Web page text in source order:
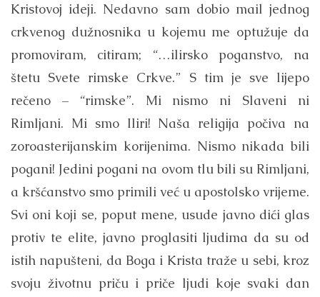
Kristovoj ideji. Nedavno sam dobio mail jednog
crkvenog dužnosnika u kojemu me optužuje da
promoviram, citiram; “…ilirsko poganstvo, na
štetu Svete rimske Crkve.” S tim je sve lijepo
rečeno – “rimske”. Mi nismo ni Slaveni ni
Rimljani. Mi smo Iliri! Naša religija počiva na
zoroasterijanskim korijenima. Nismo nikada bili
pogani! Jedini pogani na ovom tlu bili su Rimljani,
a kršćanstvo smo primili već u apostolsko vrijeme.
Svi oni koji se, poput mene, usude javno dići glas
protiv te elite, javno proglasiti ljudima da su od
istih napušteni, da Boga i Krista traže u sebi, kroz
svoju životnu priču i priče ljudi koje svaki dan